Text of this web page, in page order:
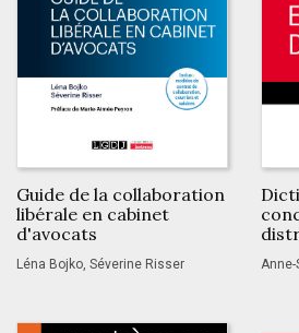
Guide de la collaboration
libérale en cabinet
d'avocats
Léna Bojko, Séverine Risser